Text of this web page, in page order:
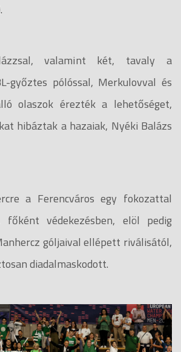
valamint két, tavaly a
győztes pólóssal, Merkulovval és
olaszok érezték a lehetőséget,
hibáztak a hazaiak, Nyéki Balázs
a Ferencváros egy fokozattal
főként védekezésben, elöl pedig
góljaival ellépett riválisától,
diadalmaskodott.